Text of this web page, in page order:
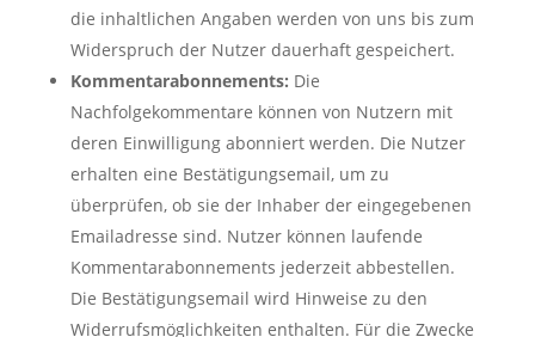
die inhaltlichen Angaben werden von uns bis zum
Widerspruch der Nutzer dauerhaft gespeichert.
Kommentarabonnements: Die
Nachfolgekommentare können von Nutzern mit
deren Einwilligung abonniert werden. Die Nutzer
erhalten eine Bestätigungsemail, um zu
überprüfen, ob sie der Inhaber der eingegebenen
Emailadresse sind. Nutzer können laufende
Kommentarabonnements jederzeit abbestellen.
Die Bestätigungsemail wird Hinweise zu den
Widerrufsmöglichkeiten enthalten. Für die Zwecke